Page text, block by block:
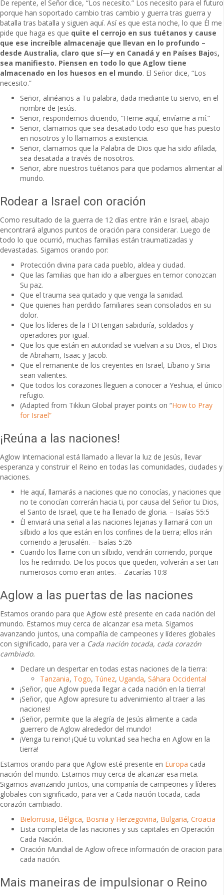
De repente, el Señor dice, “Los necesito.” Los necesito para el futuro
porque han soportado cambio tras cambio y guerra tras guerra y
batalla tras batalla y siguen aquí. Así es que esta noche, lo que Él me
pide que haga es que quite el cerrojo en sus tuétanos y cause
que ese increíble almacenaje que llevan en lo profundo –
desde Australia, claro que sí—y en Canadá y en Países Bajos,
sea manifiesto. Piensen en todo lo que Aglow tiene
almacenado en los huesos en el mundo. El Señor dice, “Los
necesito.”
Señor, alinéanos a Tu palabra, dada mediante tu siervo, en el
nombre de Jesús.
Señor, respondemos diciendo, “Heme aquí, envíame a mí.”
Señor, clamamos que sea desatado todo eso que has puesto
en nosotros y lo llamamos a existencia.
Señor, clamamos que la Palabra de Dios que ha sido afilada,
sea desatada a través de nosotros.
Señor, abre nuestros tuétanos para que podamos alimentar al
mundo.
Rodear a Israel con oración
Como resultado de la guerra de 12 días entre Irán e Israel, abajo
encontrará algunos puntos de oración para considerar. Luego de
todo lo que ocurrió, muchas familias están traumatizadas y
devastadas. Sigamos orando por:
Protección divina para cada pueblo, aldea y ciudad.
Que las familias que han ido a albergues en temor conozcan
Su paz.
Que el trauma sea quitado y que venga la sanidad.
Que quienes han perdido familiares sean consolados en su
dolor.
Que los líderes de la FDI tengan sabiduría, soldados y
operadores por igual.
Que los que están en autoridad se vuelvan a su Dios, el Dios
de Abraham, Isaac y Jacob.
Que el remanente de los creyentes en Israel, Líbano y Siria
sean valientes.
Que todos los corazones lleguen a conocer a Yeshua, el único
refugio.
(Adapted from Tikkun Global prayer points on “How to Pray
for Israel”
¡Reúna a las naciones!
Aglow Internacional está llamado a llevar la luz de Jesús, llevar
esperanza y construir el Reino en todas las comunidades, ciudades y
naciones.
He aquí, llamarás a naciones que no conocías, y naciones que
no te conocían correrán hacia ti, por causa del Señor tu Dios,
el Santo de Israel, que te ha llenado de gloria. – Isaías 55:5
Él enviará una señal a las naciones lejanas y llamará con un
silbido a los que están en los confines de la tierra; ellos irán
corriendo a Jerusalén. – Isaías 5:26
Cuando los llame con un silbido, vendrán corriendo, porque
los he redimido. De los pocos que queden, volverán a ser tan
numerosos como eran antes. – Zacarías 10:8
Aglow a las puertas de las naciones
Estamos orando para que Aglow esté presente en cada nación del
mundo. Estamos muy cerca de alcanzar esa meta. Sigamos
avanzando juntos, una compañía de campeones y líderes globales
con significado, para ver a Cada nación tocada, cada corazón
cambiado.
Declare un despertar en todas estas naciones de la tierra:
Tanzania, Togo, Túnez, Uganda, Sáhara Occidental
¡Señor, que Aglow pueda llegar a cada nación en la tierra!
¡Señor, que Aglow apresure tu advenimiento al traer a las
naciones!
¡Señor, permite que la alegría de Jesús alimente a cada
guerrero de Aglow alrededor del mundo!
¡Venga tu reino! ¡Qué tu voluntad sea hecha en Aglow en la
tierra!
Estamos orando para que Aglow esté presente en Europa cada
nación del mundo. Estamos muy cerca de alcanzar esa meta.
Sigamos avanzando juntos, una compañía de campeones y líderes
globales con significado, para ver a Cada nación tocada, cada
corazón cambiado.
Bielorrusia, Bélgica, Bosnia y Herzegovina, Bulgaria, Croacia
Lista completa de las naciones y sus capitales en Operación
Cada Nación.
Oración Mundial de Aglow ofrece información de oracion para
cada nación.
Mais maneiras de impulsionar o Reino